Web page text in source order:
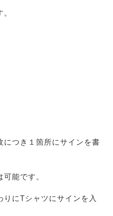
につき１箇所にサインを書
能です。
にTシャツにサインを入